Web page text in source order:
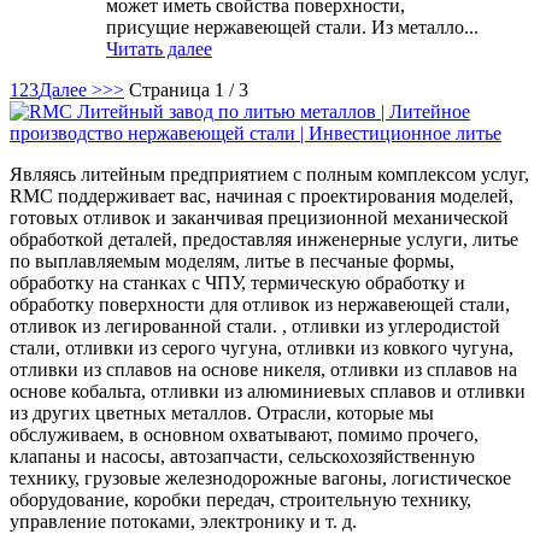
может иметь свойства поверхности,
присущие нержавеющей стали. Из металло...
Читать далее
1 23Далее >>> Страница 1 / 3
Являясь литейным предприятием с полным комплексом услуг,
RMC поддерживает вас, начиная с проектирования моделей,
готовых отливок и заканчивая прецизионной механической
обработкой деталей, предоставляя инженерные услуги, литье
по выплавляемым моделям, литье в песчаные формы,
обработку на станках с ЧПУ, термическую обработку и
обработку поверхности для отливок из нержавеющей стали,
отливок из легированной стали. , отливки из углеродистой
стали, отливки из серого чугуна, отливки из ковкого чугуна,
отливки из сплавов на основе никеля, отливки из сплавов на
основе кобальта, отливки из алюминиевых сплавов и отливки
из других цветных металлов. Отрасли, которые мы
обслуживаем, в основном охватывают, помимо прочего,
клапаны и насосы, автозапчасти, сельскохозяйственную
технику, грузовые железнодорожные вагоны, логистическое
оборудование, коробки передач, строительную технику,
управление потоками, электронику и т. д.